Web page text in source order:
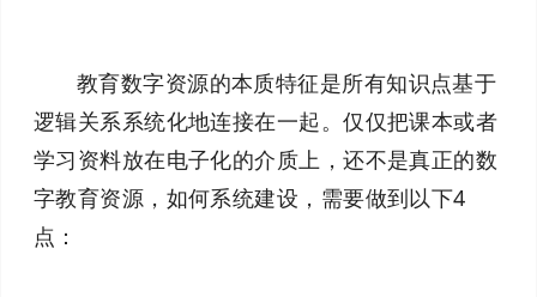
教育数字资源的本质特征是所有知识点基于
逻辑关系系统化地连接在一起。仅仅把课本或者
学习资料放在电子化的介质上，还不是真正的数
字教育资源，如何系统建设，需要做到以下4
点：